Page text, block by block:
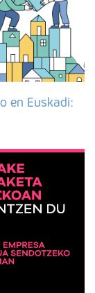
en Euskadi: